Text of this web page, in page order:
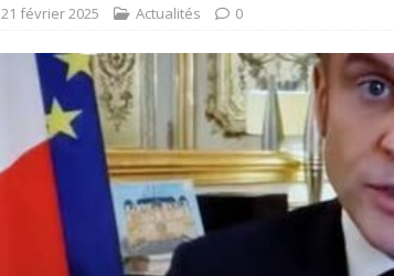
21 février 2025 Actualités 0